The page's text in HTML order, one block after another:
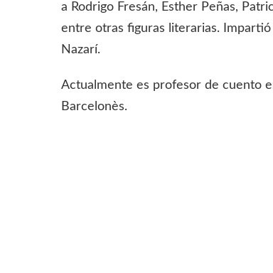
a Rodrigo Fresán, Esther Peñas,
entre otras figuras literarias. Impartió
Nazarí.
Actualmente es profesor de cuento
Barcelonès.